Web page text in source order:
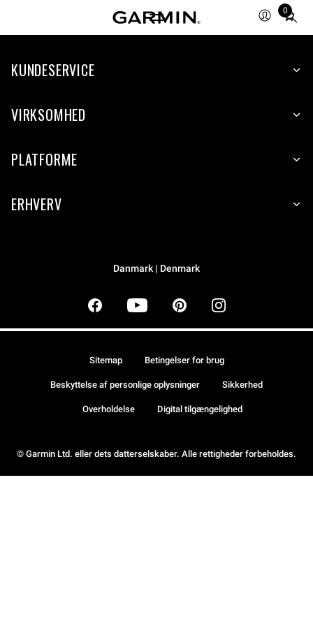
0
Total
items
cart:
KUNDESERVICE
VIRKSOMHED
PLATFORME
ERHVERV
Danmark | Denmark
© Garmin Ltd. eller dets datterselskaber. Alle rettigheder forbeholdes.
Sitemap Betingelser for brug
Beskyttelse af personlige oplysninger Sikkerhed
Overholdelse Digital tilgængelighed